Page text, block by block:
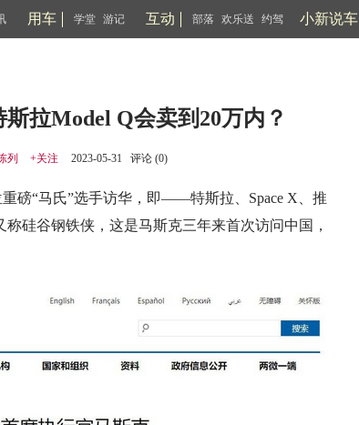
用车 学堂 游记 互动 部落 欢乐送 约驾 小新说车
拉Model Q会卖到20万内？
列 +关注 2023-05-31 评论 (0)
磅“马氏”选手访华，即——特斯拉、Space X、推
硅谷钢铁侠，这是马斯克三年来首次访问中国，